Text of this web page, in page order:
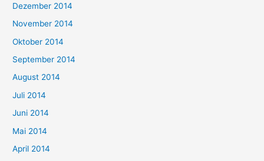
Dezember 2014
November 2014
Oktober 2014
September 2014
August 2014
Juli 2014
Juni 2014
Mai 2014
April 2014